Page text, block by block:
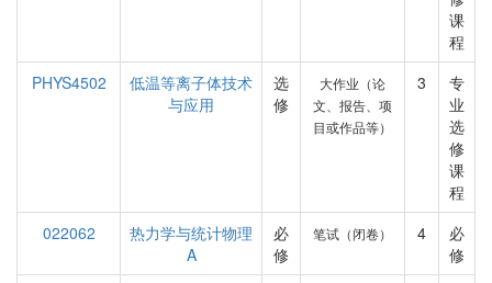
课
程
PHYS4502
低温等离子体技术
与应用
选
修
大作业（论
文、报告、项
目或作品等）
3
专
业
选
修
课
程
022062
热力学与统计物理
A
必
修
笔试（闭卷） 4
必
修